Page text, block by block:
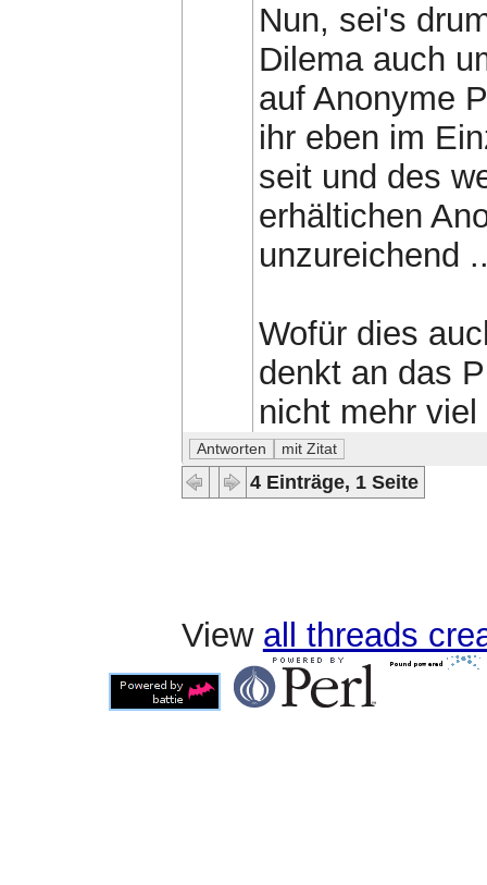
Nun, sei's
Dilema auch
auf Anonyme
ihr eben im
seit und des
erhältichen
unzureichend
Wofür dies
denkt an das
nicht mehr
4 Einträge, 1 Seite
View all threads